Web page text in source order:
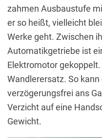
zahmen Ausbaustufe
er so heißt, vielleicht
Werke geht. Zwischen
Automatikgetriebe ist
Elektromotor
Wandlerersatz. So
verzögerungsfrei ans
Verzicht auf eine
Gewicht.